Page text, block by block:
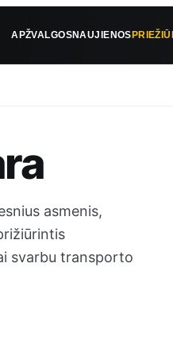
APŽVALGOSNAUJIENOS
asmenis,
svarbu transporto